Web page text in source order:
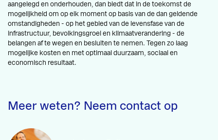
aangelegd en onderhouden, dan biedt dat in de toekomst de
mogelijkheid om op elk moment op basis van de dan geldende
omstandigheden - op het gebied van de levensfase van de
infrastructuur, bevolkingsgroei en klimaatverandering - de
belangen af te wegen en besluiten te nemen. Tegen zo laag
mogelijke kosten en met optimaal duurzaam, sociaal en
economisch resultaat.
Meer weten? Neem contact op